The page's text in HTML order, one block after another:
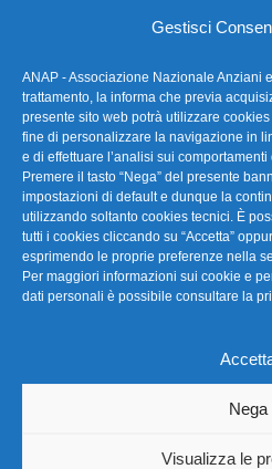
Gestisci
ANAP - Associazione Nazionale Anziani
trattamento, la informa che previa
presente sito web potrà utilizzare
fine di personalizzare la navigazione in
e di effettuare l’analisi sui
Premere il tasto “Nega” del presente
impostazioni di default e dunque la
utilizzando soltanto cookies tecnici. È
tutti i cookies cliccando su “Accetta”
esprimendo le proprie preferenze nella
Per maggiori informazioni sui cookie e
dati personali è possibile consultare la
Nega
Visualizza le
FAQ – Domande
La nostra Newsletter
Link Utili
TG Confartigianato
Privacy & Cookie